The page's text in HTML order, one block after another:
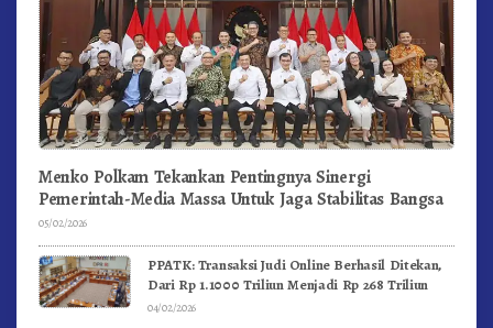
Menko Polkam Tekankan Pentingnya Sinergi
Pemerintah-Media Massa Untuk Jaga Stabilitas Bangsa
05/02/2026
PPATK: Transaksi Judi Online Berhasil Ditekan,
Dari Rp 1.1000 Triliun Menjadi Rp 268 Triliun
04/02/2026